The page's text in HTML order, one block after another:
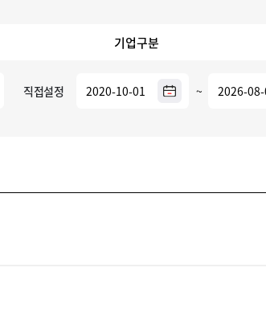
기업구분
직접설정 ~